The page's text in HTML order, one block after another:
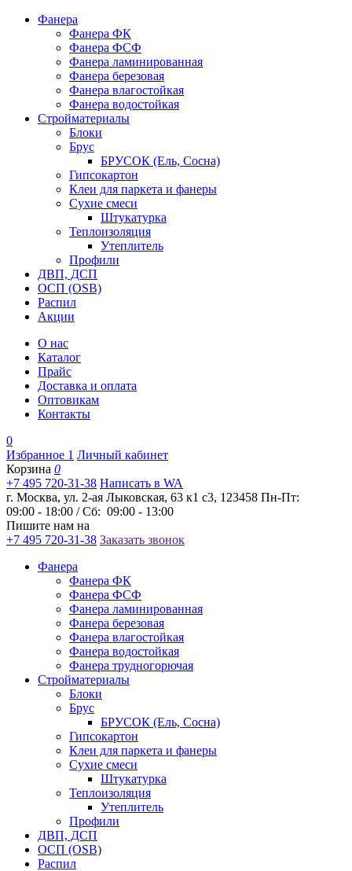
Фанера
Фанера ФК
Фанера ФСФ
Фанера ламинированная
Фанера березовая
Фанера влагостойкая
Фанера водостойкая
Стройматериалы
Блоки
Брус
БРУСОК (Ель, Сосна)
Гипсокартон
Клеи для паркета и фанеры
Сухие смеси
Штукатурка
Теплоизоляция
Утеплитель
Профили
ДВП, ДСП
ОСП (OSB)
Распил
Акции
О нас
Каталог
Прайс
Доставка и оплата
Оптовикам
Контакты
0
Избранное 1 Личный кабинет
Корзина 0
+7 495 720-31-38 Написать в WA
г. Москва, ул. 2-ая Лыковская, 63 к1 с3, 123458 Пн-Пт:
09:00 - 18:00 / Сб: 09:00 - 13:00
Пишите нам на
+7 495 720-31-38 Заказать звонок
Фанера
Фанера ФК
Фанера ФСФ
Фанера ламинированная
Фанера березовая
Фанера влагостойкая
Фанера водостойкая
Фанера трудногорючая
Стройматериалы
Блоки
Брус
БРУСОК (Ель, Сосна)
Гипсокартон
Клеи для паркета и фанеры
Сухие смеси
Штукатурка
Теплоизоляция
Утеплитель
Профили
ДВП, ДСП
ОСП (OSB)
Распил